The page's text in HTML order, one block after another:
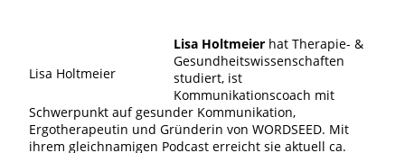
Lisa Holtmeier
Lisa Holtmeier hat Therapie- &
Gesundheitswissenschaften
studiert, ist
Kommunikationscoach mit
Schwerpunkt auf gesunder Kommunikation,
Ergotherapeutin und Gründerin von WORDSEED. Mit
ihrem gleichnamigen Podcast erreicht sie aktuell ca.